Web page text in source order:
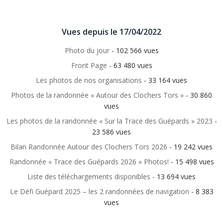
Vues depuis le 17/04/2022
Photo du jour- 102 566 vues
Front Page - 63 480 vues
Les photos de nos organisations - 33 164 vues
Photos de la randonnée « Autour des Clochers Tors » - 30 860
vues
Les photos de la randonnée « Sur la Trace des Guépards » 2023 -
23 586 vues
Bilan Randonnée Autour des Clochers Tors 2026 - 19 242 vues
Randonnée « Trace des Guépards 2026 » Photos! - 15 498 vues
Liste des téléchargements disponibles - 13 694 vues
Le Défi Guépard 2025 – les 2 randonnées de navigation - 8 383
vues